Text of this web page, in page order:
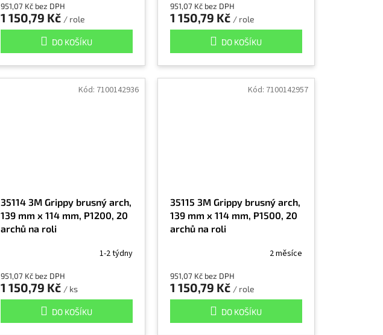
951,07 Kč bez DPH
1 150,79 Kč / role
DO KOŠÍKU
951,07 Kč bez DPH
1 150,79 Kč / role
DO KOŠÍKU
35114 3M Grippy brusný arch,
139 mm x 114 mm, P1200, 20
archů na roli
1-2 týdny
951,07 Kč bez DPH
1 150,79 Kč / ks
DO KOŠÍKU
Kód: 7100142936
35115 3M Grippy brusný arch,
139 mm x 114 mm, P1500, 20
archů na roli
2 měsíce
951,07 Kč bez DPH
1 150,79 Kč / role
DO KOŠÍKU
Kód: 7100142957